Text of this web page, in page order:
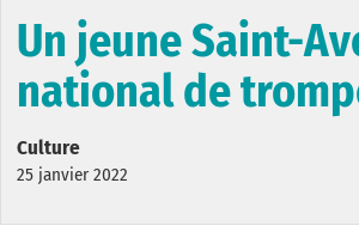
Un jeune Saint-
national de
Culture
25 janvier 2022